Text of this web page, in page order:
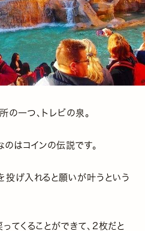
一つ、トレビの泉。
はコインの伝説です。
投げ入れると願いが叶うという
てくることができて、2枚だと